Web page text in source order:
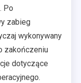
Po
zabieg
wykonywany
zakończeniu
dotyczące